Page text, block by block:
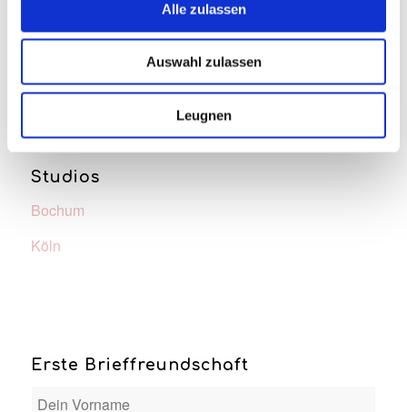
Alle zulassen
Auswahl zulassen
Leugnen
Studios
Bochum
Köln
Erste Brieffreundschaft